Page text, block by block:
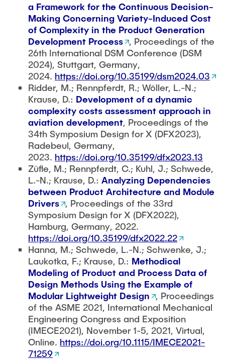
a Framework for the Continuous Decision-
Making Concerning Variety-Induced Cost
of Complexity in the Product Generation
Development Process , Proceedings of the
26th International DSM Conference (DSM
2024), Stuttgart, Germany,
2024. https://doi.org/10.35199/dsm2024.03
Ridder, M.; Rennpferdt, R.; Wöller, L.-N.;
Krause, D.: Development of a dynamic
complexity costs assessment approach in
aviation development, Proceedings of the
34th Symposium Design for X (DFX2023),
Radebeul, Germany,
2023. https://doi.org/10.35199/dfx2023.13
Züfle, M.; Rennpferdt, C.; Kuhl, J.; Schwede,
L.-N.; Krause, D.: Analyzing Dependencies
between Product Architecture and Module
Drivers , Proceedings of the 33rd
Symposium Design for X (DFX2022),
Hamburg, Germany, 2022.
https://doi.org/10.35199/dfx2022.22
Hanna, M.; Schwede, L.-N.; Schwenke, J.;
Laukotka, F.; Krause, D.: Methodical
Modeling of Product and Process Data of
Design Methods Using the Example of
Modular Lightweight Design
, Proceedings
of the ASME 2021, International Mechanical
Engineering Congress and Exposition
(IMECE2021), November 1-5, 2021, Virtual,
Online. https://doi.org/10.1115/IMECE2021-
71259